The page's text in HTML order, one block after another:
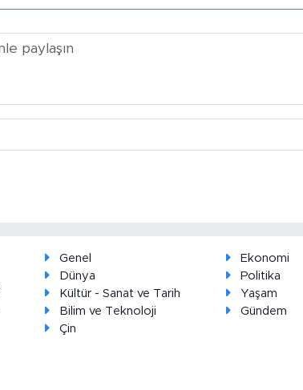
Genel
Ekonomi
Dünya
Politika
Kültür - Sanat ve Tarih
Yaşam
Bilim ve Teknoloji
Gündem
Çin